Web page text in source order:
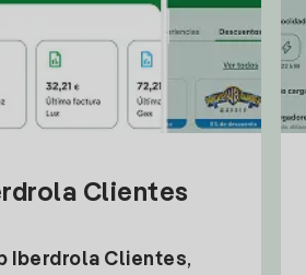
Clientes
Iberdrola Clientes,